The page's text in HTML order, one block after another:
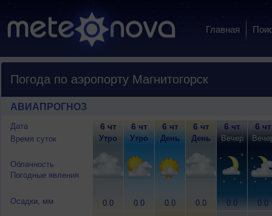
Главная
Погода по аэропорту Магнитогорск
АВИАПРОГНОЗ
Дата
Время суток
Облачность
Погодные явления
Осадки, мм
6 чт
Утро
0.0
6 чт
Утро
0.0
6 чт
День
0.0
6 чт
День
0.0
6 чт
Вечер
0.0
6 чт
0.0